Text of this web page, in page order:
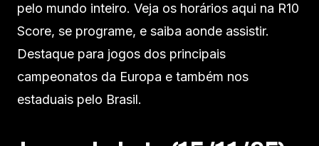
pelo mundo inteiro. Veja os horários aqui na R10
Score, se programe, e saiba aonde assistir.
Destaque para jogos dos principais
campeonatos da Europa e também nos
estaduais pelo Brasil.